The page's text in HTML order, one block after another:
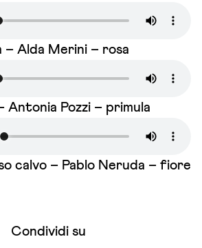
– Alda Merini – rosa
Antonia Pozzi – primula
calvo – Pablo Neruda – fiore
Condividi su